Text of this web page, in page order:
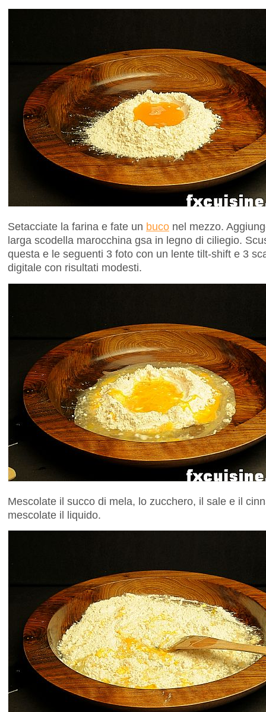
Setacciate la farina e fate un buco nel mezzo.
larga scodella marocchina gsa in legno di ciliegio.
questa e le seguenti 3 foto con un lente tilt-shift e 3
digitale con risultati modesti.
Mescolate il succo di mela, lo zucchero, il sale e il
mescolate il liquido.